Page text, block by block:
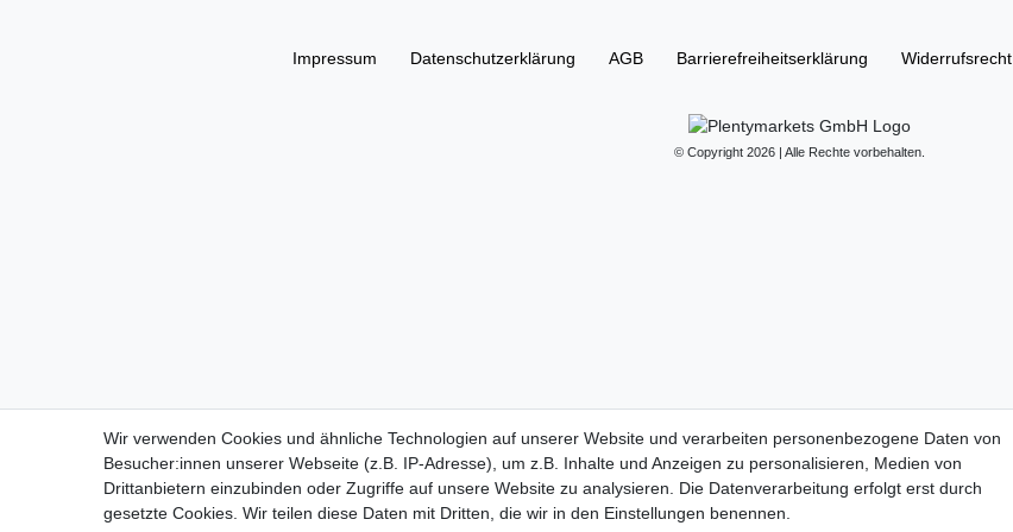
Impressum Daten­schutz­erklärung AGB Barrierefreiheitserklärung Widerrufs­recht
© Copyright 2026 | Alle Rechte vorbehalten.
Wir verwenden Cookies und ähnliche Technologien auf unserer Website und verarbeiten personenbezogene Daten von
Besucher:innen unserer Webseite (z.B. IP-Adresse), um z.B. Inhalte und Anzeigen zu personalisieren, Medien von
Drittanbietern einzubinden oder Zugriffe auf unsere Website zu analysieren. Die Datenverarbeitung erfolgt erst durch
gesetzte Cookies. Wir teilen diese Daten mit Dritten, die wir in den Einstellungen benennen.